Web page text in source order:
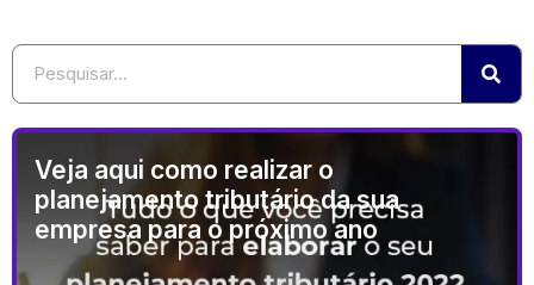
Veja aqui como realizar o
planejamento tributário da sua
empresa para o próximo ano